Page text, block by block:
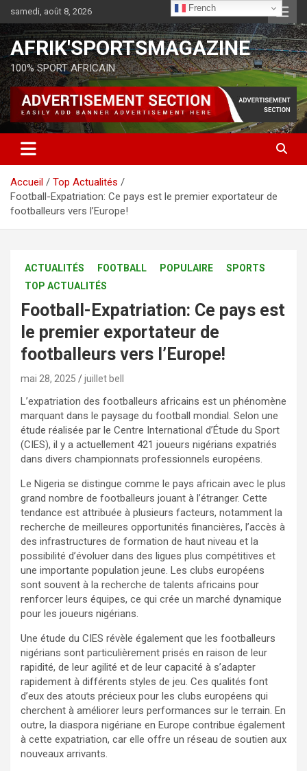
samedi, août 8, 2026
AFRIK'SPORTSMAGAZINE
100% SPORT AFRICAIN
Accueil
Top Actualités
Football-Expatriation: Ce pays est le premier exportateur de
footballeurs vers l’Europe!
ACTUALITÉS FOOTBALL POPULAIRE
SPORTS
TOP ACTUALITÉS
Football-Expatriation: Ce pays est
le premier exportateur de
footballeurs vers l’Europe!
mai 28, 2025 juillet bell
L’expatriation des footballeurs africains est un phénomène
marquant dans le paysage du football mondial. Selon une
étude réalisée par le Centre International d’Étude du Sport
(CIES), il y a actuellement 421 joueurs nigérians expatriés
dans divers championnats professionnels européens.
Le Nigeria se distingue comme le pays africain avec le plus
grand nombre de footballeurs jouant à l’étranger. Cette
tendance est attribuée à plusieurs facteurs, notamment la
recherche de meilleures opportunités financières, l’accès à
des infrastructures de formation de haut niveau et la
possibilité d’évoluer dans des ligues plus compétitives et
une importante population jeune. Les clubs européens
sont souvent à la recherche de talents africains pour
renforcer leurs équipes, ce qui crée un marché dynamique
pour les joueurs nigérians.
Une étude du CIES révèle également que les footballeurs
nigérians sont particulièrement prisés en raison de leur
rapidité, de leur agilité et de leur capacité à s’adapter
rapidement à différents styles de jeu. Ces qualités font
d’eux des atouts précieux pour les clubs européens qui
cherchent à améliorer leurs performances sur le terrain. En
outre, la diaspora nigériane en Europe contribue également
à cette expatriation, car elle offre un réseau de soutien aux
nouveaux arrivants.
French